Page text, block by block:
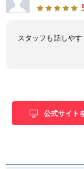
スタッフも話しや
公式サイト